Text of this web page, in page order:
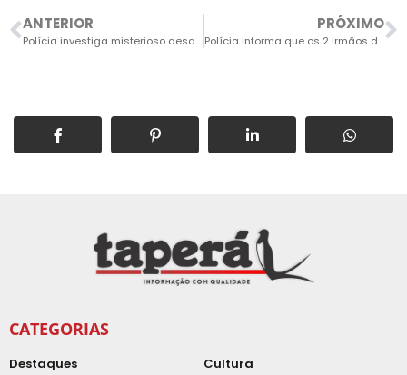
ANTERIOR
Polícia investiga misterioso desaparecimento de 2 irmãos na região do Jardim Marília
PRÓXIMO
Polícia informa que os 2 irmãos desaparecidos foram libertados
CATEGORIAS
Destaques
Cultura